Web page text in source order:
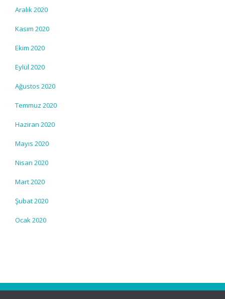
Aralık 2020
Kasım 2020
Ekim 2020
Eylül 2020
Ağustos 2020
Temmuz 2020
Haziran 2020
Mayıs 2020
Nisan 2020
Mart 2020
Şubat 2020
Ocak 2020